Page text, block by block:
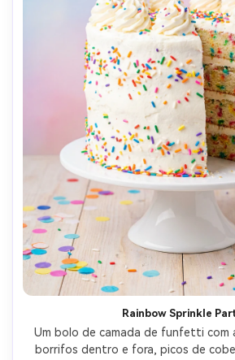
Rainbow Sprinkle
Um bolo de camada de funfetti com
borrifos dentro e fora, picos de